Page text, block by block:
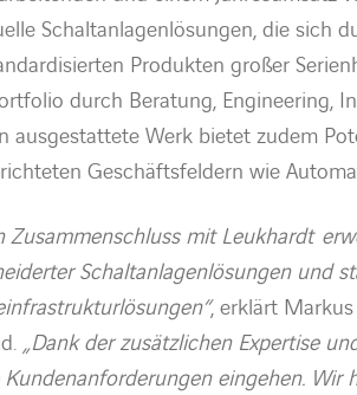
Schaltanlagenlösungen, die sich
Produkten großer
durch Beratung, Engineering,
ausgestattete Werk bietet zudem
Geschäftsfeldern wie
Zusammenschluss mit Leukhardt
Schaltanlagenlösungen und
, erklärt
„Dank der zusätzlichen Expertise
eingehen.